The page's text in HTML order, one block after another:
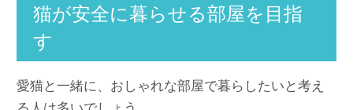
猫が安全に暮らせる部屋を目指
す
愛猫と一緒に、おしゃれな部屋で暮らしたいと考え